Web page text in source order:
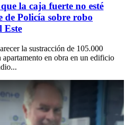
la caja fuerte no esté
Policía sobre robo
Este
la sustracción de 105.000
en obra en un edificio